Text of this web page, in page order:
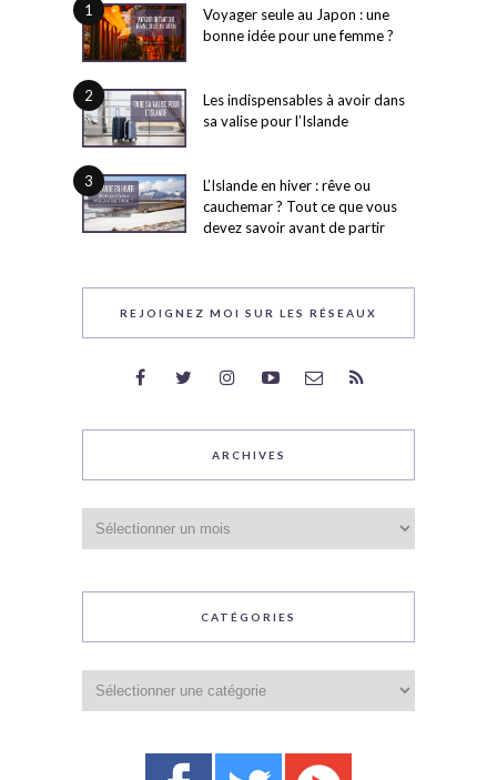
1
Voyager seule au Japon : une
bonne idée pour une femme ?
2
Les indispensables à avoir dans
sa valise pour l’Islande
3
L’Islande en hiver : rêve ou
cauchemar ? Tout ce que vous
devez savoir avant de partir
REJOIGNEZ MOI SUR LES RÉSEAUX
ARCHIVES
CATÉGORIES